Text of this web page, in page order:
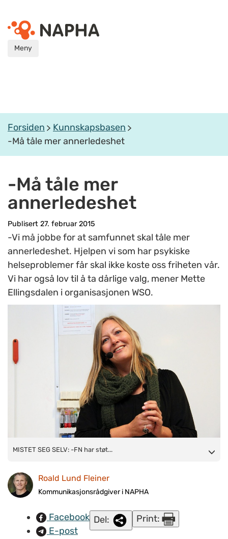
Meny
Forsiden
Kunnskapsbasen
-Må tåle mer annerledeshet
-Må tåle mer
annerledeshet
Publisert 27. februar 2015
-Vi må jobbe for at samfunnet skal tåle mer
annerledeshet. Hjelpen vi som har psykiske
helseproblemer får skal ikke koste oss friheten vår.
Vi har også lov til å ta dårlige valg, mener Mette
Ellingsdalen i organisasjonen WSO.
MISTET SEG SELV: -FN har støttet meg på at jeg har lov til å
psykiatrien fikk jeg ikke lov til det. Jeg mistet meg selv, sier
Mette Ellingsdalen. FOTO: Roald Lund Fleiner/NAPHA.
MISTET SEG SELV: -FN har støt...
Roald Lund Fleiner
Kommunikasjonsrådgiver i NAPHA
Facebook
E-post
Del: Print: